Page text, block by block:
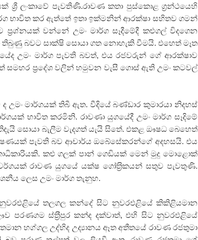
ශ්‍රී ලංකාවේ පැවතිණි.රාවණ කතා පුස්කොළ ග‍්‍රන්ථයෙහි
භාවිත කර ඇත්තේ ඉතා ඉක්මනින් ආරක්ෂා සහිතව ගමන්
වන්නේ උමං මාර්ග සෑදීමේදී කළුගල් විදගෙන
තිබුණු බවට සාක්ෂි සොයා ගත නොහැකි වීමයි. එහෙත් මෑත
උමං මාර්ග පැවති බවත්, එය රජවරුන් ගේ ආරක්ෂාව
සමහර ප‍්‍රදේශ වලින් හමුවන වැසී ගොස් ඇති උමං කටවල්
ද උමං මාර්ගයක් තිබී ඇත. වීදියේ බණ්ඩාර කුමාරයා නිදහස්
භාවිත කරමිනි. රාවණා යුගයේදී උමං මාර්ග සෑදිමේ
සොයා බැලීම වැදගත් යැයි සිතේ. එකළ ඖෂධ බෙහෙත්
පැවති බව ආචාර්ය ඔබේසේකරන්ගේ අදහසයි. එය
කළු ගලක් පාන් ගෙඩියක් මෙන් මුදු මොළොක්
රාවණ යුගයේ යක්ෂ ගෝත‍්‍රිකයන් සතුව පැවතුණි.
ලෙස උමං මාර්ග තැනුහ.
තලගල කන්දේ සිට නුවරඑළියේ කිකිළියමාන
පරණගම ස්ත‍්‍රීපුර කන්ද දක්වාත්, එහි සිට නුවරඑළියේ
හග්ගල උද්භිද උද්‍යානය ඈත අතීතයේ රාවණ රජතුමා